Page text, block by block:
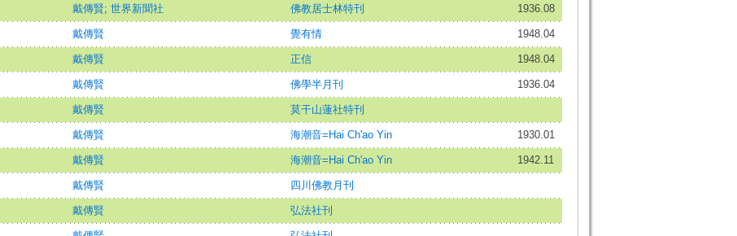
戴傳賢; 世界新聞社 佛教居士林特刊 1936.08
戴傳賢 覺有情 1948.04
戴傳賢 正信 1948.04
戴傳賢 佛學半月刊 1936.04
戴傳賢 莫干山蓮社特刊
戴傳賢 海潮音=Hai Ch'ao Yin 1930.01
戴傳賢 海潮音=Hai Ch'ao Yin 1942.11
戴傳賢 四川佛教月刊
戴傳賢 弘法社刊